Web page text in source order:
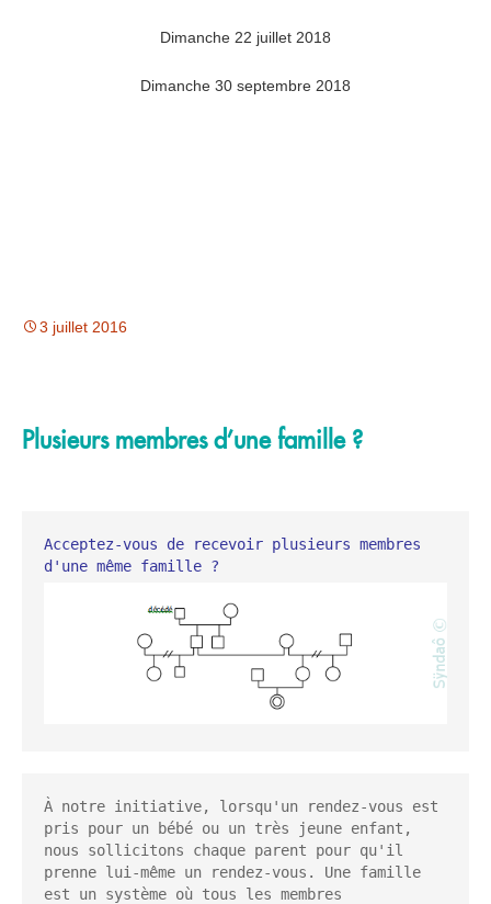
Dimanche 22 juillet 2018
Dimanche 30 septembre 2018
3 juillet 2016
Plusieurs membres d’une famille ?
Acceptez-vous de recevoir plusieurs membres
À notre initiative, lorsqu'un rendez-vous est
pris pour un bébé ou un très jeune enfant,
nous sollicitons chaque parent pour qu'il
prenne lui-même un rendez-vous. Une famille
est un système où tous les membres